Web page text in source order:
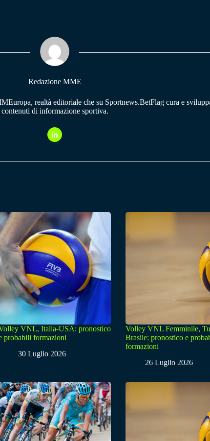
Redazione MME
realtà editoriale che su Sportnews.BetFlag cura e
contenuti di informazione sportiva.
VNL, Italia-USA: pronostico
probabili formazioni
30 Luglio 2026
Volley VNL Femminile,
Brasile: pronostico e
formazioni
26 Luglio 2026